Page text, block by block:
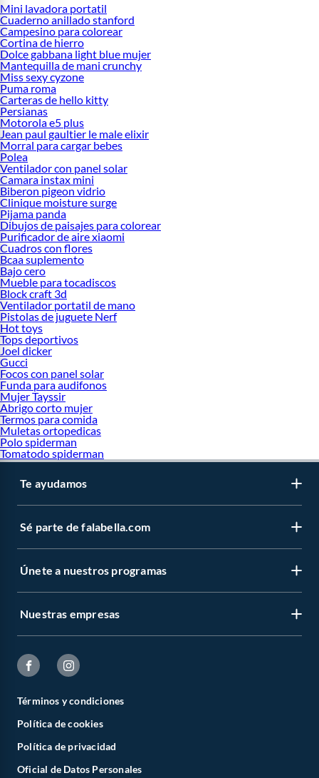
Mini lavadora portatil
Cuaderno anillado stanford
Campesino para colorear
Cortina de hierro
Dolce gabbana light blue mujer
Mantequilla de mani crunchy
Miss sexy cyzone
Puma roma
Carteras de hello kitty
Persianas
Motorola e5 plus
Jean paul gaultier le male elixir
Morral para cargar bebes
Polea
Ventilador con panel solar
Camara instax mini
Biberon pigeon vidrio
Clinique moisture surge
Pijama panda
Dibujos de paisajes para colorear
Purificador de aire xiaomi
Cuadros con flores
Bcaa suplemento
Bajo cero
Mueble para tocadiscos
Block craft 3d
Ventilador portatil de mano
Pistolas de juguete Nerf
Hot toys
Tops deportivos
Joel dicker
Gucci
Focos con panel solar
Funda para audifonos
Mujer Tayssir
Abrigo corto mujer
Termos para comida
Muletas ortopedicas
Polo spiderman
Tomatodo spiderman
Te ayudamos
Sé parte de falabella.com
Únete a nuestros programas
Nuestras empresas
Términos y condiciones
Política de cookies
Política de privacidad
Oficial de Datos Personales